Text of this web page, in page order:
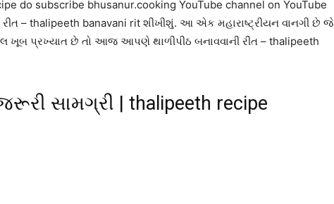
do subscribe bhusanur.cooking YouTube channel on YouTube
– thalipeeth banavani rit શીખીશું. આ એક મહારાષ્ટ્રીયન વાનગી છે જે
ખૂબ પ્રખ્યાત છે તો આજ આપણે થાળીપીઠ બનાવવાની રીત – thalipeeth
સામગ્રી | thalipeeth recipe